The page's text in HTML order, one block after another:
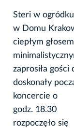
Steri w
w Domu
ciepłym
zaprosiła gości
doskonały
koncercie o
godz. 18.30
rozpoczęło się